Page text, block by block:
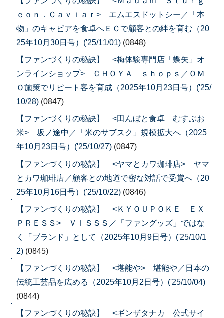
ｅｏｎ．Ｃａｖｉａｒ> エムエスドットシー／「本
物」のキャビアを食卓へＥＣで顧客との絆を育む（20
25年10月30日号）('25/11/01) (0848)
【ファンづくりの秘訣】 <梅体験専門店「蝶矢」オ
ンラインショップ> ＣＨＯＹＡ ｓｈｏｐｓ／ＯＭ
Ｏ施策でリピート客を育成（2025年10月23日号）('25/
10/28) (0847)
【ファンづくりの秘訣】 <田んぼと食卓 むすぶお
米> 坂ノ途中／「米のサブスク」規模拡大へ（2025
年10月23日号）('25/10/27) (0847)
【ファンづくりの秘訣】 <ヤマとカワ珈琲店> ヤマ
とカワ珈琲店／顧客との地道で密な対話で受賞へ（20
25年10月16日号）('25/10/22) (0846)
【ファンづくりの秘訣】 <ＫＹＯＵＰＯＫＥ ＥＸ
ＰＲＥＳＳ> ＶＩＳＳＳ／「ファングッズ」ではな
く「ブランド」として（2025年10月9日号）('25/10/1
2) (0845)
【ファンづくりの秘訣】 <堪能や> 堪能や／日本の
伝統工芸品を広める（2025年10月2日号）('25/10/04)
(0844)
【ファンづくりの秘訣】 <ギンザタナカ 公式サイ